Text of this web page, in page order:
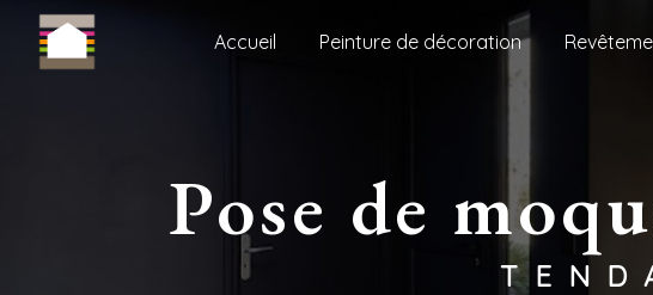
Accueil Peinture de décoration
pose de
Panneau de gestion des cookies